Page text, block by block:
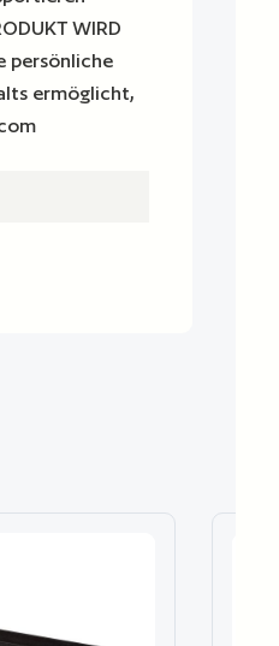
WIRD
persönliche
ermöglicht,